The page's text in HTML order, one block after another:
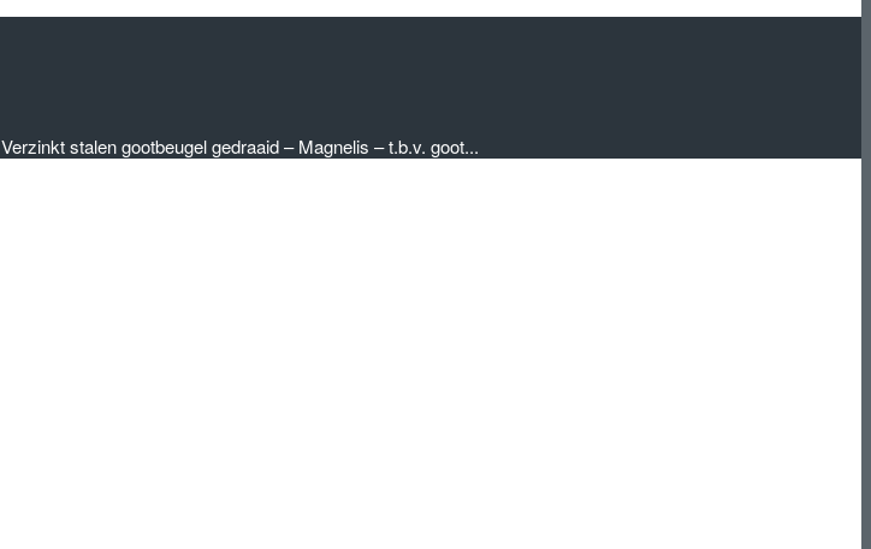
Verzinkt stalen gootbeugel gedraaid – Magnelis – t.b.v. goot...